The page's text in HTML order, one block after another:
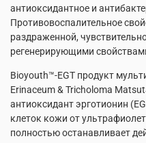
антиоксидантное и
Противовоспалительное
раздраженной,
регенерирующими
Bioyouth™-EGT продукт
Erinaceum & Tricholoma
антиоксидант эрготионин
клеток кожи от
полностью останавливает